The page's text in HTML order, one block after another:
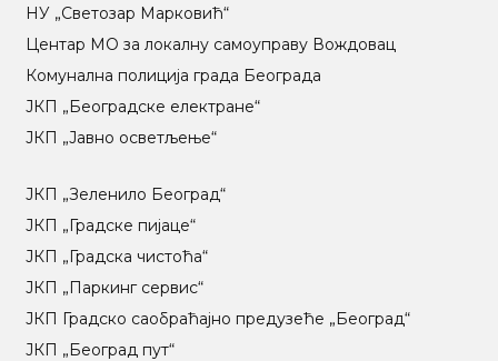
НУ „Светозар Марковић“
Центар МO за локалну самоуправу Вождовац
Комунална полиција града Београда
ЈКП „Београдске електране“
ЈКП „Јавно осветљење“
ЈКП „Зеленило Београд“
ЈКП „Градске пијаце“
ЈКП „Градска чистоћа“
ЈКП „Паркинг сервис“
ЈКП Градско саобраћајно предузеће „Београд“
ЈКП „Београд пут“